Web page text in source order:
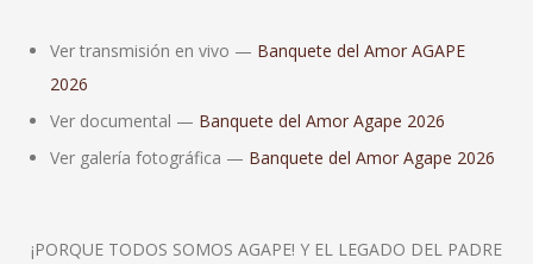
Ver transmisión en vivo — Banquete del Amor AGAPE
2026
Ver documental — Banquete del Amor Agape 2026
Ver galería fotográfica — Banquete del Amor Agape 2026
¡PORQUE TODOS SOMOS AGAPE! Y EL LEGADO DEL PADRE